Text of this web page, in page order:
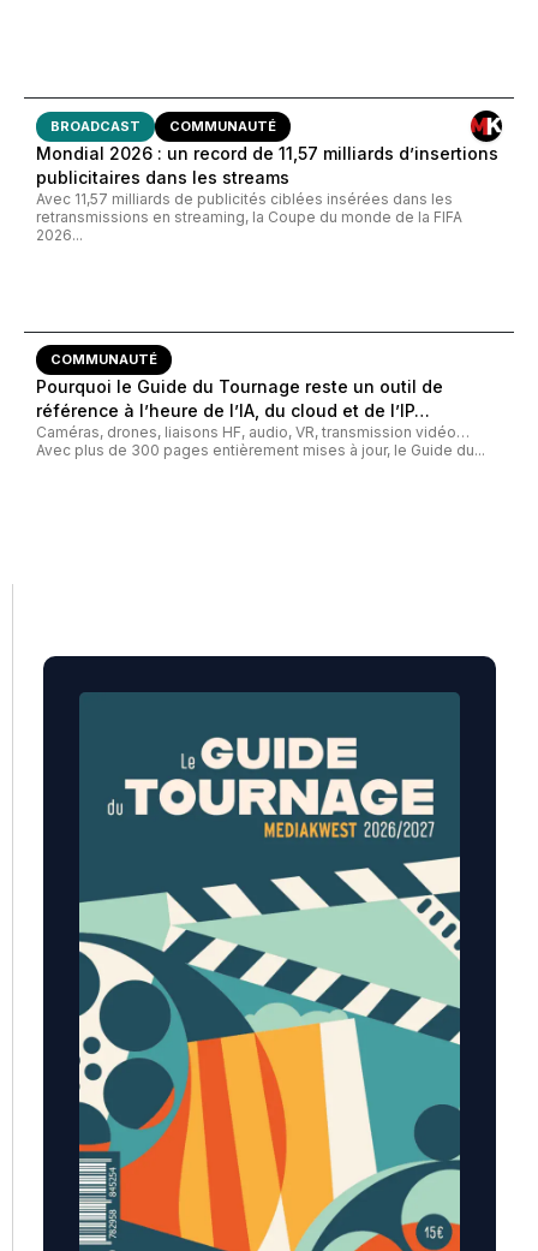
BROADCAST COMMUNAUTÉ
Mondial 2026 : un record de 11,57 milliards d’insertions
publicitaires dans les streams
Avec 11,57 milliards de publicités ciblées insérées dans les
retransmissions en streaming, la Coupe du monde de la FIFA
2026...
COMMUNAUTÉ
Pourquoi le Guide du Tournage reste un outil de
référence à l’heure de l’IA, du cloud et de l’IP…
Caméras, drones, liaisons HF, audio, VR, transmission vidéo…
Avec plus de 300 pages entièrement mises à jour, le Guide du...